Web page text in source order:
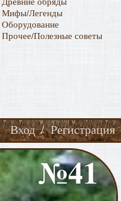
Мифы/Легенды
Полезные советы
Регистрация
/
Вход
№41